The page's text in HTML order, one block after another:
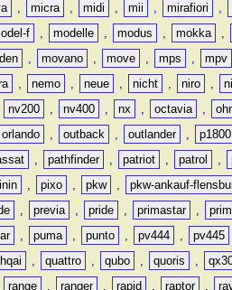
, micra , midi , mii , mirafiori ,
f , modelle , modus , mokka ,
, movano , move , mps , mpv
, nemo , neue , nicht , niro ,
nv200 , nv400 , nx , octavia ,
orlando , outback , outlander , p1800
, pathfinder , patriot , patrol ,
, pixo , pkw , pkw-ankauf-
, previa , pride , primastar ,
, puma , punto , pv444 , pv445
, quattro , qubo , quoris ,
range , ranger , rapid , raptor ,